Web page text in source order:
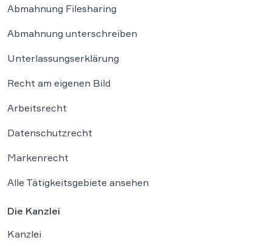
Abmahnung Filesharing
Abmahnung unterschreiben
Unterlassungserklärung
Recht am eigenen Bild
Arbeitsrecht
Datenschutzrecht
Markenrecht
Alle Tätigkeitsgebiete ansehen
Die Kanzlei
Kanzlei